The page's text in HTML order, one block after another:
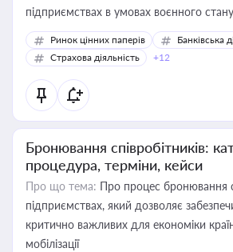
підприємствах в умовах воєнного стану
Ринок цінних паперів
Банківська
Страхова діяльність
+12
Бронювання співробітників:
процедура, терміни, кейси
Про що тема: Про процес бронювання
підприємствах, який дозволяє
критично важливих для економіки
мобілізації